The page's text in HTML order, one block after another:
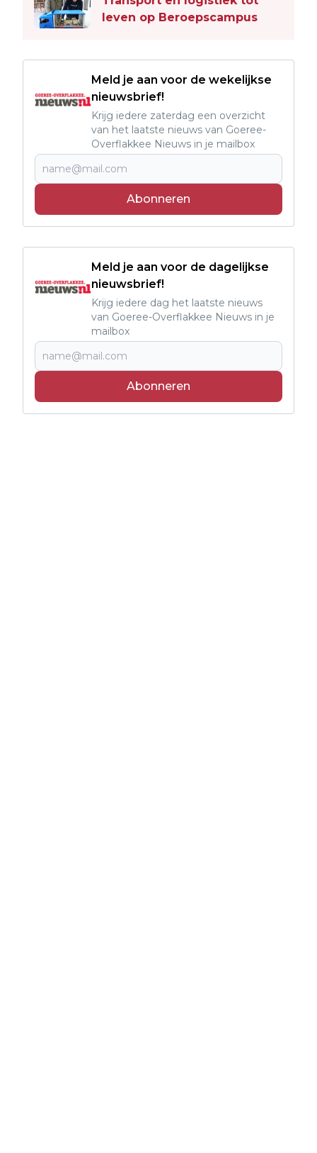
leven op Beroepscampus
Meld je aan voor de wekelijkse
nieuwsbrief!
Krijg iedere zaterdag een overzicht
van het laatste nieuws van Goeree-
Overflakkee Nieuws in je mailbox
Abonneren
Meld je aan voor de dagelijkse
nieuwsbrief!
Krijg iedere dag het laatste nieuws
van Goeree-Overflakkee Nieuws in je
mailbox
Abonneren